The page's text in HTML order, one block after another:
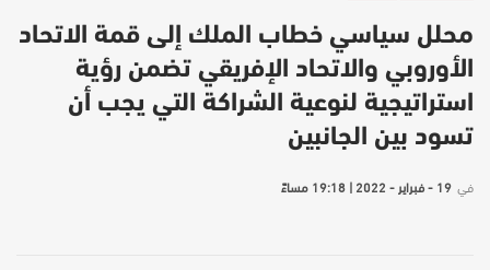
محلل سياسي خطاب الملك إلى قمة الاتحاد
الأوروبي والاتحاد الإفريقي تضمن رؤية
استراتيجية لنوعية الشراكة التي يجب أن
تسود بين الجانبين
في 19 - فبراير - 2022 | 19:18 مساءً